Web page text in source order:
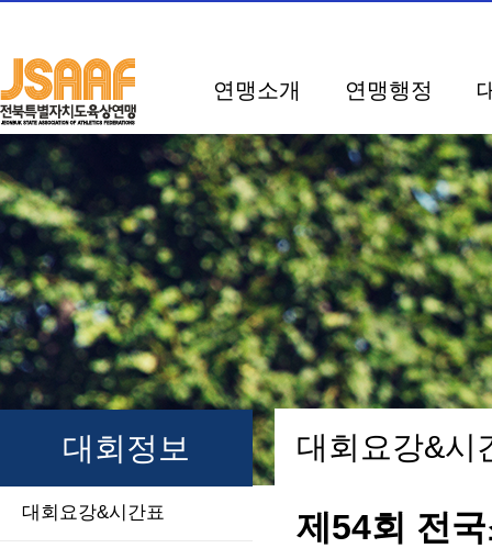
연맹소개 연맹행정
대회정보
대회요강&시간표
대회요강&
제54회 전